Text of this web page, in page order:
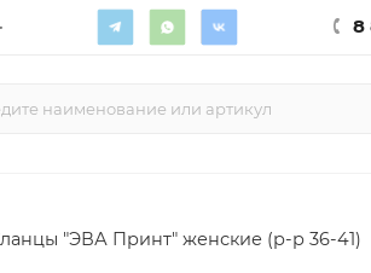
8
"ЭВА Принт" женские (р-р 36-41)